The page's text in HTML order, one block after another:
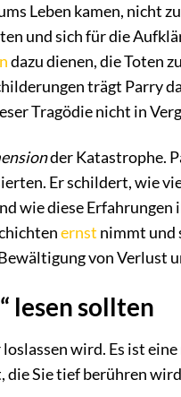
Leben kamen, nicht
und sich für die
dazu dienen, die Toten
trägt Parry
Tragödie nicht in
der Katastrophe.
Er schildert, wie
wie diese Erfahrungen
ernst nimmt und
von Verlust
lesen sollten
wird. Es ist eine
Sie tief berühren